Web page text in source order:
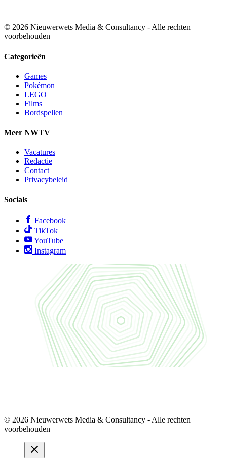
© 2026 Nieuwerwets Media & Consultancy - Alle rechten
voorbehouden
Categorieën
Games
Pokémon
LEGO
Films
Bordspellen
Meer NWTV
Vacatures
Redactie
Contact
Privacybeleid
Socials
Facebook
TikTok
YouTube
Instagram
© 2026 Nieuwerwets Media & Consultancy - Alle rechten
voorbehouden